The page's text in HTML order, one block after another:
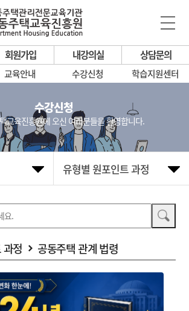
회원가입 내강의실 상담문의
교육안내 수강신청 학습지원센터
수강신청
교육진흥원에 오신 여러분들을 환영합니다.
유형별 원포인트 과정
정 공동주택 관계 법령